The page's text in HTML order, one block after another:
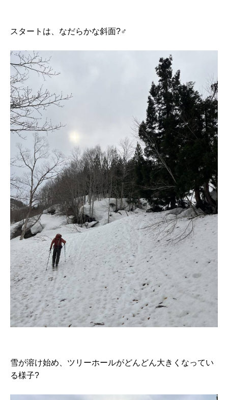
スタートは、なだらかな斜面?‍♂️
雪が溶け始め、ツリーホールがどんどん大きくなってい
る様子?